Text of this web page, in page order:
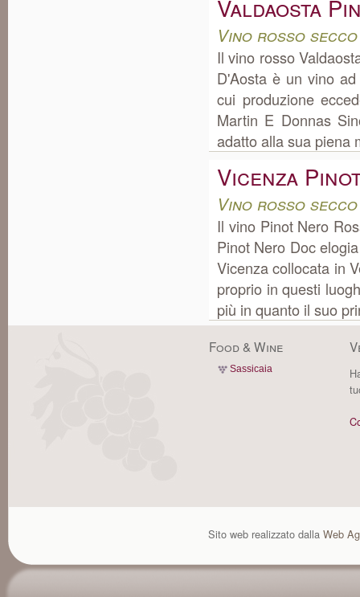
Valdaosta
Vino rosso
Il vino rosso
D'Aosta è un vino
cui produzione
Martin E Donnas
adatto alla sua piena
Vicenza
Vino rosso
Il vino Pinot Nero
Pinot Nero Doc
Vicenza collocata in
proprio in questi
più in quanto il suo
Food & Wine
Sassicaia
Sito web realizzato dalla Web